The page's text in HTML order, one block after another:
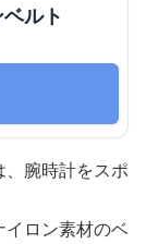
ルト
腕時計をスポ
ロン素材のベ